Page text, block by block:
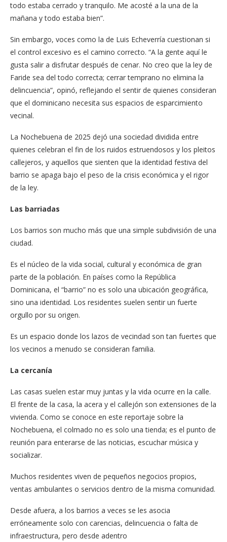
todo estaba cerrado y tranquilo. Me acosté a la una de la
mañana y todo estaba bien”.
Sin embargo, voces como la de Luis Echeverría cuestionan si
el control excesivo es el camino correcto. “A la gente aquí le
gusta salir a disfrutar después de cenar. No creo que la ley de
Faride sea del todo correcta; cerrar temprano no elimina la
delincuencia”, opinó, reflejando el sentir de quienes consideran
que el dominicano necesita sus espacios de esparcimiento
vecinal.
La Nochebuena de 2025 dejó una sociedad dividida entre
quienes celebran el fin de los ruidos estruendosos y los pleitos
callejeros, y aquellos que sienten que la identidad festiva del
barrio se apaga bajo el peso de la crisis económica y el rigor
de la ley.
Las barriadas
Los barrios son mucho más que una simple subdivisión de una
ciudad.
Es el núcleo de la vida social, cultural y económica de gran
parte de la población. En países como la República
Dominicana, el “barrio” no es solo una ubicación geográfica,
sino una identidad. Los residentes suelen sentir un fuerte
orgullo por su origen.
Es un espacio donde los lazos de vecindad son tan fuertes que
los vecinos a menudo se consideran familia.
La cercanía
Las casas suelen estar muy juntas y la vida ocurre en la calle.
El frente de la casa, la acera y el callejón son extensiones de la
vivienda. Como se conoce en este reportaje sobre la
Nochebuena, el colmado no es solo una tienda; es el punto de
reunión para enterarse de las noticias, escuchar música y
socializar.
Muchos residentes viven de pequeños negocios propios,
ventas ambulantes o servicios dentro de la misma comunidad.
Desde afuera, a los barrios a veces se les asocia
erróneamente solo con carencias, delincuencia o falta de
infraestructura, pero desde adentro